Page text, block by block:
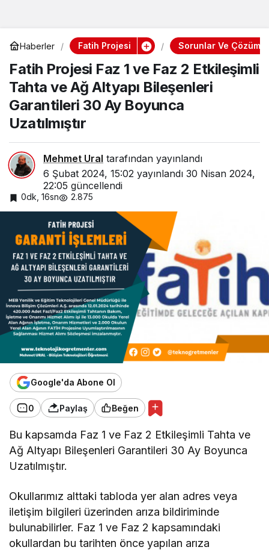
Haberler Fatih Projesi Sorunlar Ve Çözüm
Fatih Projesi Faz 1 ve Faz 2 Etkileşimli
Tahta ve Ağ Altyapı Bileşenleri
Garantileri 30 Ay Boyunca
Uzatılmıştır
Mehmet Ural tarafından yayınlandı
6 Şubat 2024, 15:02 yayınlandı 30 Nisan 2024,
22:05 güncellendi
0dk, 16sn 2.875
Google'da Abone Ol
0 Paylaş Beğen
Bu kapsamda Faz 1 ve Faz 2 Etkileşimli Tahta ve
Ağ Altyapı Bileşenleri Garantileri 30 Ay Boyunca
Uzatılmıştır.
Okullarımız alttaki tabloda yer alan adres veya
iletişim bilgileri üzerinden arıza bildiriminde
bulunabilirler. Faz 1 ve Faz 2 kapsamındaki
okullardan bu tarihten önce yapılan arıza